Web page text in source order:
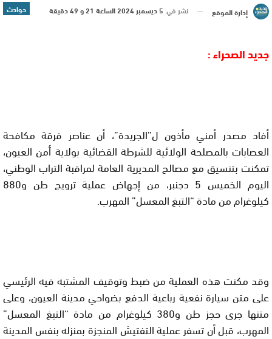
حوادث إدارة الموقع نشر في 5 ديسمبر 2024 الساعة 21 و 49 دقيقة
جديد الصحراء :
أفاد مصدر أمني مأذون ل”الجريدة”، أن عناصر فرقة مكافحة
العصابات بالمصلحة الولائية للشرطة القضائية بولاية أمن العيون،
تمكنت بتنسيق مع مصالح المديرية العامة لمراقبة التراب الوطني،
اليوم الخميس 5 دجنبر، من إجهاض عملية ترويج طن و880
كيلوغرام من مادة “التبغ المعسل” المهرب.
وقد مكنت هذه العملية من ضبط وتوقيف المشتبه فيه الرئيسي
على متن سيارة نفعية رباعية الدفع بضواحي مدينة العيون، وعلى
متنها جرى حجز طن و380 كيلوغرام من مادة “التبغ المعسل”
المهرب، قبل أن تسفر عملية التفتيش المنجزة بمنزله بنفس المدينة